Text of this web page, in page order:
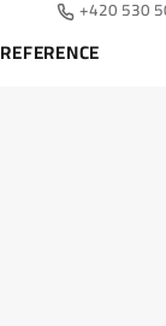
+420 530
REFERENCE